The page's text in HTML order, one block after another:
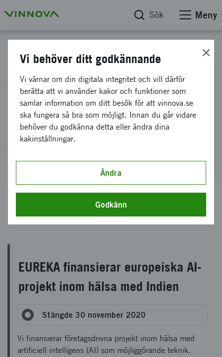
Sök Meny
AI-projekt inom hälsa i
samarbete med Indien,
På den här sidan hittar du aktuella
erbjudanden inom satsningen.
Tidigare ansökningstillfällen
EUREKA finansierar europeiska AI-
projekt inom hälsa med Indien
Stängde 30 november 2020
Vi finansierar företagsdrivna projekt inom hälsa med
artificiell intelligens (AI) som möjliggörande teknik.
Vi behöver ditt godkännande
Vi värnar om din digitala integritet och vill därför
berätta att vi använder kakor och funktioner som
samlar information om ditt besök för att vinnova.se
ska fungera så bra som möjligt. Innan du går vidare
behöver du godkänna detta eller ändra dina
kakinställningar.
Ändra
Godkänn